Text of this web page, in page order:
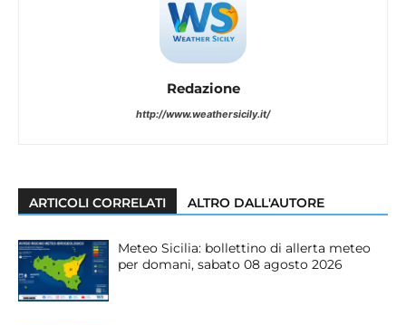
Redazione
http://www.weathersicily.it/
ARTICOLI CORRELATI ALTRO DALL'AUTORE
Meteo Sicilia: bollettino di allerta meteo
per domani, sabato 08 agosto 2026